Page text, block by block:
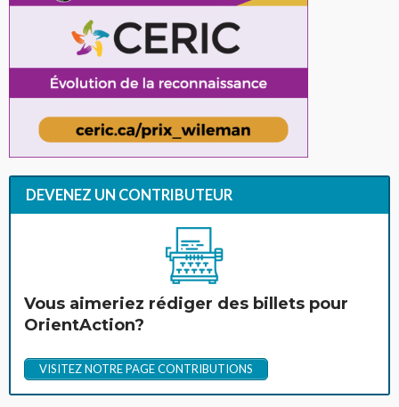
DEVENEZ UN CONTRIBUTEUR
Vous aimeriez rédiger des billets pour
OrientAction?
VISITEZ NOTRE PAGE CONTRIBUTIONS